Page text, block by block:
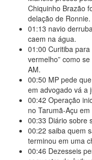
Chiquinho Brazão
delação de Ronnie.
01:13 navio
caem na água.
01:00 Curitiba
vermelho” como
AM.
00:50 MP pede
em advogado vá a
00:42 Operação
no Tarumã-Açu
00:33 Diário sobre
00:22 saiba quem
terminou em uma
00:46 Dezesseis